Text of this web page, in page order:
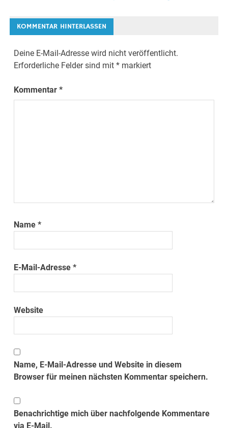
KOMMENTAR HINTERLASSEN
Deine E-Mail-Adresse wird nicht veröffentlicht.
Erforderliche Felder sind mit* markiert
Kommentar*
Name*
E-Mail-Adresse*
Website
Name, E-Mail-Adresse und Website in diesem
Browser für meinen nächsten Kommentar speichern.
Benachrichtige mich über nachfolgende Kommentare
via E-Mail.